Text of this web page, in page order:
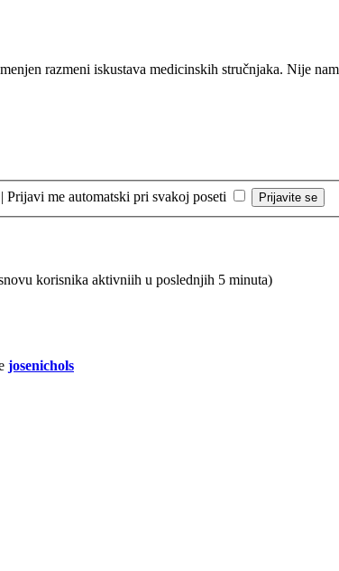
razmeni iskustava medicinskih stručnjaka. Nije
| Prijavi me automatski pri svakoj poseti
korisnika aktivniih u poslednjih 5 minuta)
josenichols